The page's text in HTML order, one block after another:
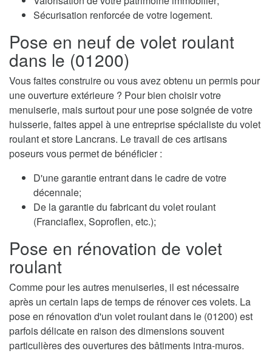
Sécurisation renforcée de votre logement.
Pose en neuf de volet roulant
dans le (01200)
Vous faites construire ou vous avez obtenu un permis pour
une ouverture extérieure ? Pour bien choisir votre
menuiserie, mais surtout pour une pose soignée de votre
huisserie, faites appel à une entreprise spécialiste du volet
roulant et store Lancrans. Le travail de ces artisans
poseurs vous permet de bénéficier :
D'une garantie entrant dans le cadre de votre
décennale;
De la garantie du fabricant du volet roulant
(Franciaflex, Soproflen, etc.);
Pose en rénovation de volet
roulant
Comme pour les autres menuiseries, il est nécessaire
après un certain laps de temps de rénover ces volets. La
pose en rénovation d'un volet roulant dans le (01200) est
parfois délicate en raison des dimensions souvent
particulières des ouvertures des bâtiments intra-muros.